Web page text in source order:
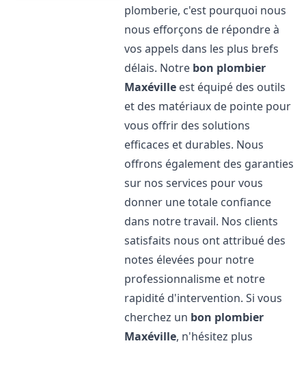
plomberie, c'est pourquoi nous
nous efforçons de répondre à
vos appels dans les plus brefs
délais. Notre bon plombier
Maxéville est équipé des outils
et des matériaux de pointe pour
vous offrir des solutions
efficaces et durables. Nous
offrons également des garanties
sur nos services pour vous
donner une totale confiance
dans notre travail. Nos clients
satisfaits nous ont attribué des
notes élevées pour notre
professionnalisme et notre
rapidité d'intervention. Si vous
cherchez un bon plombier
Maxéville, n'hésitez plus